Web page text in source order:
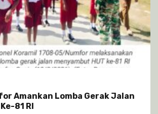
Amankan Lomba Gerak Jalan
81 RI